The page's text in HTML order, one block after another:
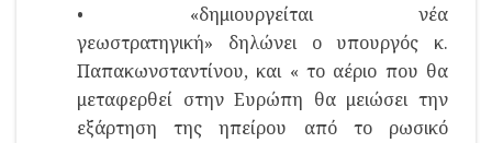
• «δημιουργείται νέα
γεωστρατηγική» δηλώνει ο υπουργός κ.
Παπακωνσταντίνου, και « το αέριο που θα
μεταφερθεί στην Ευρώπη θα μειώσει την
εξάρτηση της ηπείρου από το ρωσικό